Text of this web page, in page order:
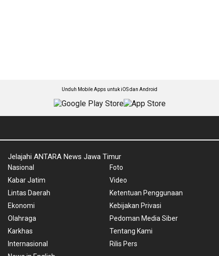
Unduh Mobile Apps untuk iOS dan Android
Jelajahi ANTARA News Jawa Timur
Nasional
Kabar Jatim
Lintas Daerah
Ekonomi
Olahraga
Karkhas
Internasional
Foto
Video
Ketentuan Penggunaan
Kebijakan Privasi
Pedoman Media Siber
Tentang Kami
Rilis Pers